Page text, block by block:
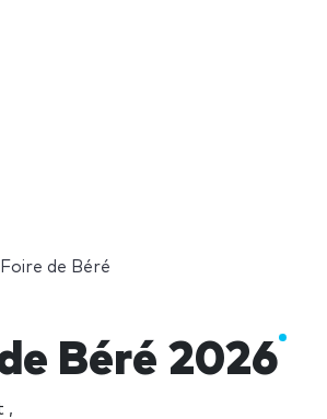
Foire de Béré
Béré 2026
,